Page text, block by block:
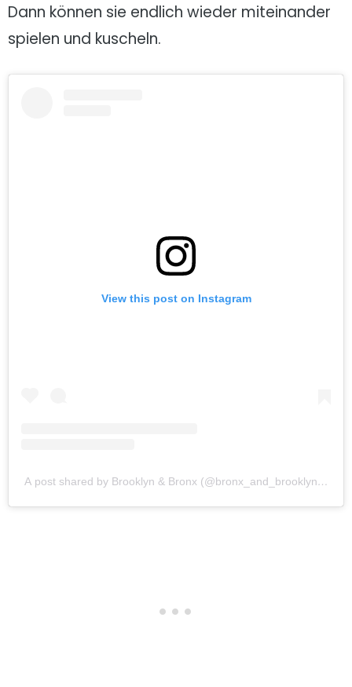
Dann können sie endlich wieder miteinander
spielen und kuscheln.
View this post on Instagram
A post shared by Brooklyn & Bronx (@bronx_and_brooklyn_kc)